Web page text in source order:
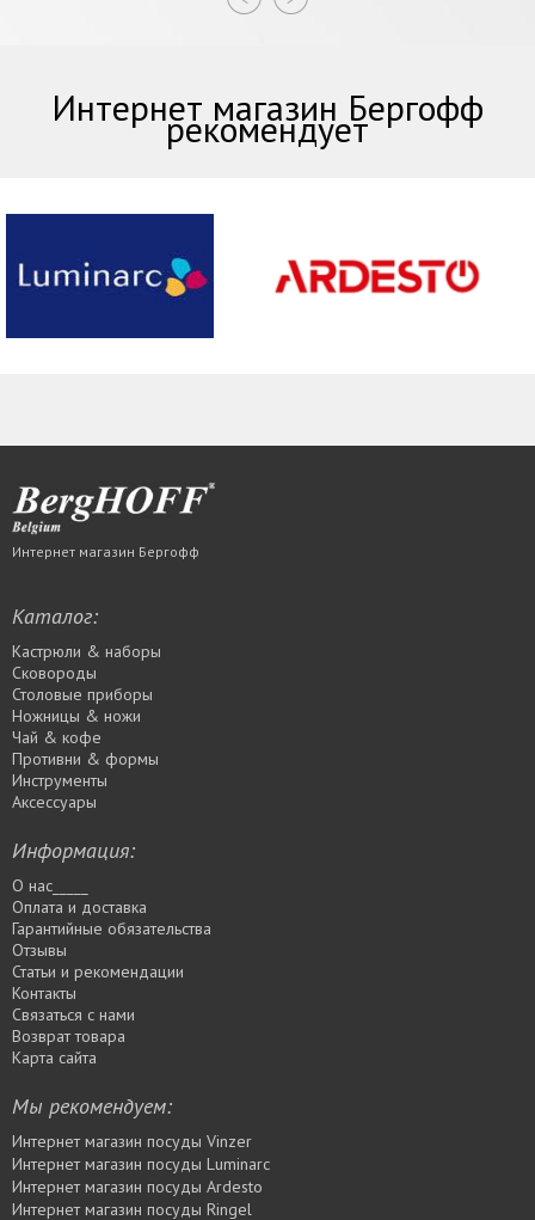
Интернет магазин Бергофф
рекомендует
Интернет магазин Бергофф
Каталог:
Кастрюли & наборы
Сковороды
Столовые приборы
Ножницы & ножи
Чай & кофе
Противни & формы
Инструменты
Аксессуары
Информация:
О нас_____
Оплата и доставка
Гарантийные обязательства
Отзывы
Статьи и рекомендации
Контакты
Связаться с нами
Возврат товара
Карта сайта
Мы рекомендуем:
Интернет магазин посуды Vinzer
Интернет магазин посуды Luminarc
Интернет магазин посуды Ardesto
Интернет магазин посуды Rіngel